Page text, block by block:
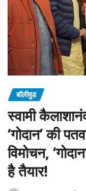
बॉलीवुड
स्वामी
‘गोदान’ की
विमोचन,
है तैयार!